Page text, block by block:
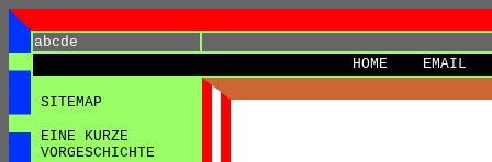
abcde
HOME
EMAIL
SITEMAP
EINE KURZE
VORGESCHICHTE